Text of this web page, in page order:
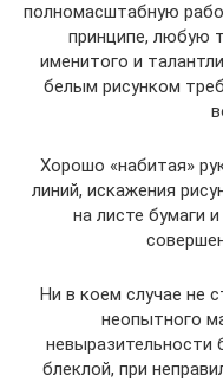
полномасштабную
принципе, любую
именитого и
белым рисунком
Хорошо «набитая»
линий, искажения
на листе бумаги
Ни в коем случае не
неопытного
невыразительности
блеклой, при